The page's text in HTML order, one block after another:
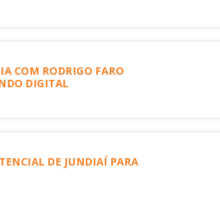
COM RODRIGO FARO
DIGITAL
DE JUNDIAÍ PARA